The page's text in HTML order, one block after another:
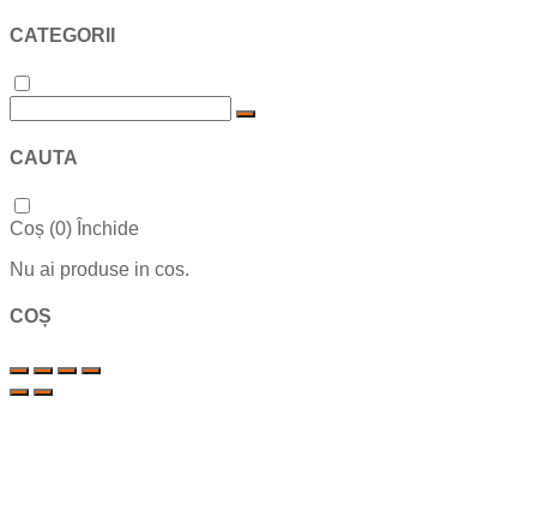
CATEGORII
CAUTA
Coș (0) Închide
Nu ai produse in cos.
COȘ